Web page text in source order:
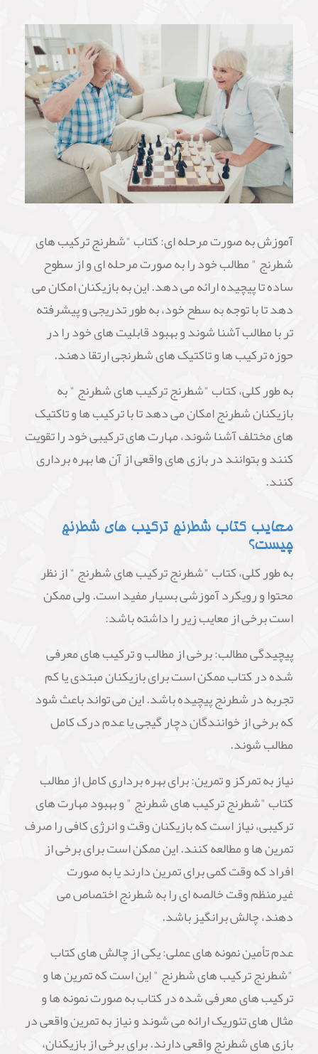
آموزش به صورت مرحله ای: کتاب "شطرنج ترکیب های
شطرنج " مطالب خود را به صورت مرحله ای و از سطوح
ساده تا پیچیده ارائه می دهد. این به بازیکنان امکان می
دهد تا با توجه به سطح خود، به طور تدریجی و پیشرفته
تر با مطالب آشنا شوند و بهبود قابلیت های خود را در
حوزه ترکیب ها و تاکتیک های شطرنجی ارتقا دهند.
به طور کلی، کتاب "شطرنج ترکیب های شطرنج " به
بازیکنان شطرنج امکان می دهد تا با ترکیب ها و تاکتیک
های مختلف آشنا شوند، مهارت های ترکیبی خود را تقویت
کنند و بتوانند در بازی های واقعی از آن ها بهره برداری
کنند.
معایب کتاب شطرنج ترکیب های شطرنج
چیست؟
به طور کلی، کتاب "شطرنج ترکیب های شطرنج " از نظر
محتوا و رویکرد آموزشی بسیار مفید است. ولی ممکن
است برخی از معایب زیر را داشته باشد:
پیچیدگی مطالب: برخی از مطالب و ترکیب های معرفی
شده در کتاب ممکن است برای بازیکنان مبتدی یا کم
تجربه در شطرنج پیچیده باشد. این می تواند باعث شود
که برخی از خوانندگان دچار گیجی یا عدم درک کامل
مطالب شوند.
نیاز به تمرکز و تمرین: برای بهره برداری کامل از مطالب
کتاب "شطرنج ترکیب های شطرنج " و بهبود مهارت های
ترکیبی، نیاز است که بازیکنان وقت و انرژی کافی را صرف
تمرین ها و مطالعه کنند. این ممکن است برای برخی از
افراد که وقت کمی برای تمرین دارند یا به صورت
غیرمنظم وقت خالصه ای را به شطرنج اختصاص می
دهند، چالش برانگیز باشد.
عدم تأمین نمونه های عملی: یکی از چالش های کتاب
"شطرنج ترکیب های شطرنج " این است که تمرین ها و
ترکیب های معرفی شده در کتاب به صورت نمونه ها و
مثال های تئوریک ارائه می شوند و نیاز به تمرین واقعی در
بازی های شطرنج واقعی دارند. برای برخی از بازیکنان،